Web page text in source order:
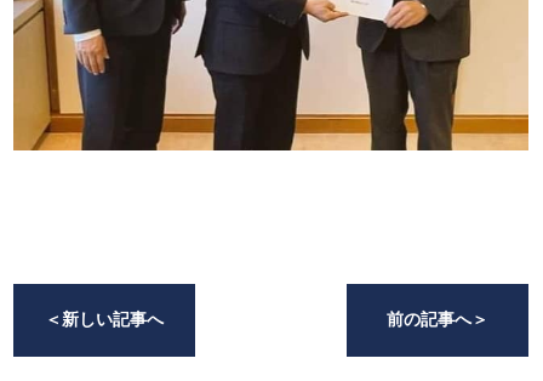
前の記事へ＞
＜ 新しい記事へ